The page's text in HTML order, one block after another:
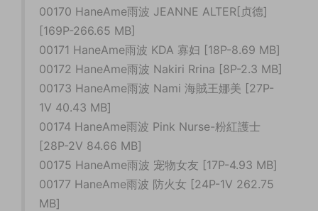
00170 HaneAme雨波 JEANNE ALTER[贞德]
[169P-266.65 MB]
00171 HaneAme雨波 KDA 寡妇 [18P-8.69 MB]
00172 HaneAme雨波 Nakiri Rrina [8P-2.3 MB]
00173 HaneAme雨波 Nami 海賊王娜美 [27P-
1V 40.43 MB]
00174 HaneAme雨波 Pink Nurse-粉紅護士
[28P-2V 84.66 MB]
00175 HaneAme雨波 宠物女友 [17P-4.93 MB]
00177 HaneAme雨波 防火女 [24P-1V 262.75
MB]